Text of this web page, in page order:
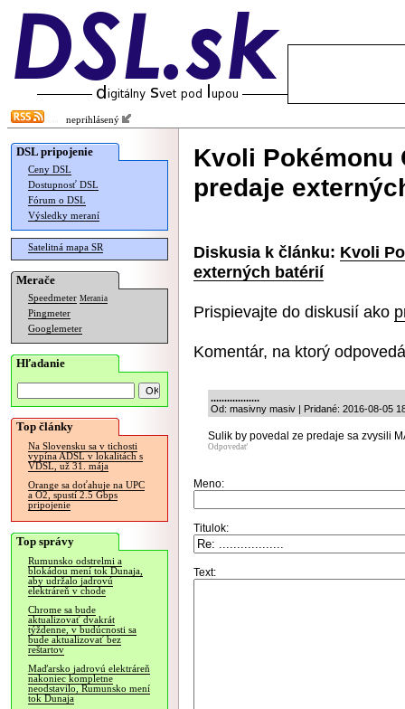
neprihlásený
DSL pripojenie
Ceny DSL
Dostupnosť DSL
Fórum o DSL
Výsledky meraní
Satelitná mapa SR
Merače
Speedmeter Merania
Pingmeter
Googlemeter
Hľadanie
Top články
Na Slovensku sa v tichosti
vypína ADSL v lokalitách s
VDSL, už 31. mája
Orange sa doťahuje na UPC
a O2, spustí 2.5 Gbps
pripojenie
Top správy
Rumunsko odstrelmi a
blokádou mení tok Dunaja,
aby udržalo jadrovú
elektráreň v chode
Chrome sa bude
aktualizovať dvakrát
týždenne, v budúcnosti sa
bude aktualizovať bez
reštartov
Maďarsko jadrovú elektráreň
nakoniec kompletne
neodstavilo, Rumunsko mení
tok Dunaja
Kvoli Pokémonu
predaje
Diskusia k článku: Kvoli
externých batérií
Prispievajte do diskusií ako
Komentár, na ktorý
..................
Od: masivny masiv | Pridané: 2016-08-05
Sulik by povedal ze predaje sa zvysili
Odpovedať
Meno:
Titulok:
Text: